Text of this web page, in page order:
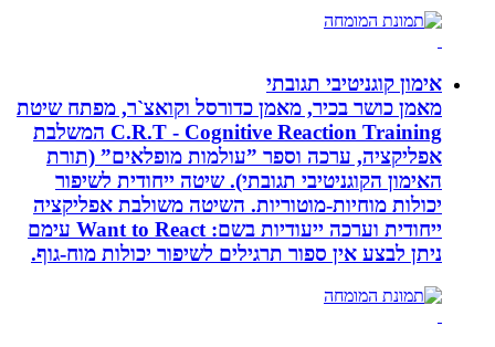
אימון קוגניטיבי תגובתי
מאמן כושר בכיר, מאמן כדורסל וקואצ`ר, מפתח שיטת
C.R.T - Cognitive Reaction Training המשלבת
אפליקציה, ערכה וספר ”עולמות מופלאים” (תורת
האימון הקוגניטיבי תגובתי). שיטה ייחודית לשיפור
יכולות מוחיות-מוטוריות. השיטה משולבת אפליקציה
ייחודית וערכה ייעודיות בשם: Want to React עימם
ניתן לבצע אין ספור תרגילים לשיפור יכולות מוח-גוף.